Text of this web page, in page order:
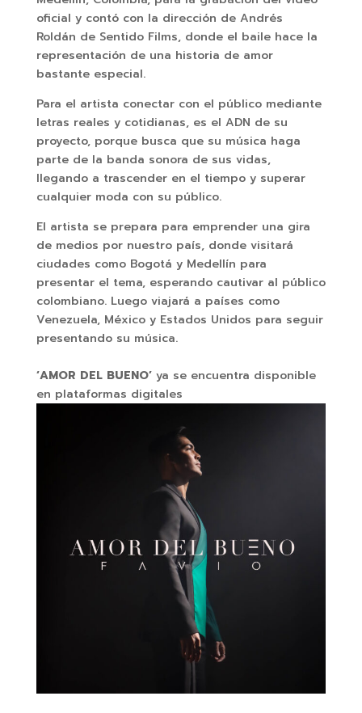
oficial y contó con la dirección de Andrés
Roldán de Sentido Films, donde el baile hace la
representación de una historia de amor
bastante especial.
Para el artista conectar con el público mediante
letras reales y cotidianas, es el ADN de su
proyecto, porque busca que su música haga
parte de la banda sonora de sus vidas,
llegando a trascender en el tiempo y superar
cualquier moda con su público.
El artista se prepara para emprender una gira
de medios por nuestro país, donde visitará
ciudades como Bogotá y Medellín para
presentar el tema, esperando cautivar al público
colombiano. Luego viajará a países como
Venezuela, México y Estados Unidos para seguir
presentando su música.
‘AMOR DEL BUENO’ya se encuentra disponible
en plataformas digitales